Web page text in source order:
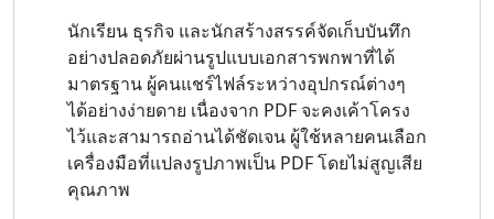
นักเรียน ธุรกิจ และนักสร้างสรรค์จัดเก็บบันทึก
อย่างปลอดภัยผ่านรูปแบบเอกสารพกพาที่ได้
มาตรฐาน ผู้คนแชร์ไฟล์ระหว่างอุปกรณ์ต่างๆ
ได้อย่างง่ายดาย เนื่องจาก PDF จะคงเค้าโครง
ไว้และสามารถอ่านได้ชัดเจน ผู้ใช้หลายคนเลือก
เครื่องมือที่แปลงรูปภาพเป็น PDF โดยไม่สูญเสีย
คุณภาพ